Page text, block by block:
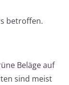
betroffen.
Beläge auf
sind meist